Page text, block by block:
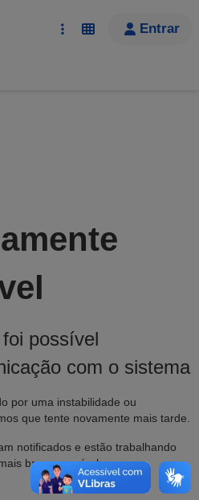
possível
com o sistema
por uma instabilidade ou
que tente novamente mais tarde.
notificados e estão trabalhando
breve possível.